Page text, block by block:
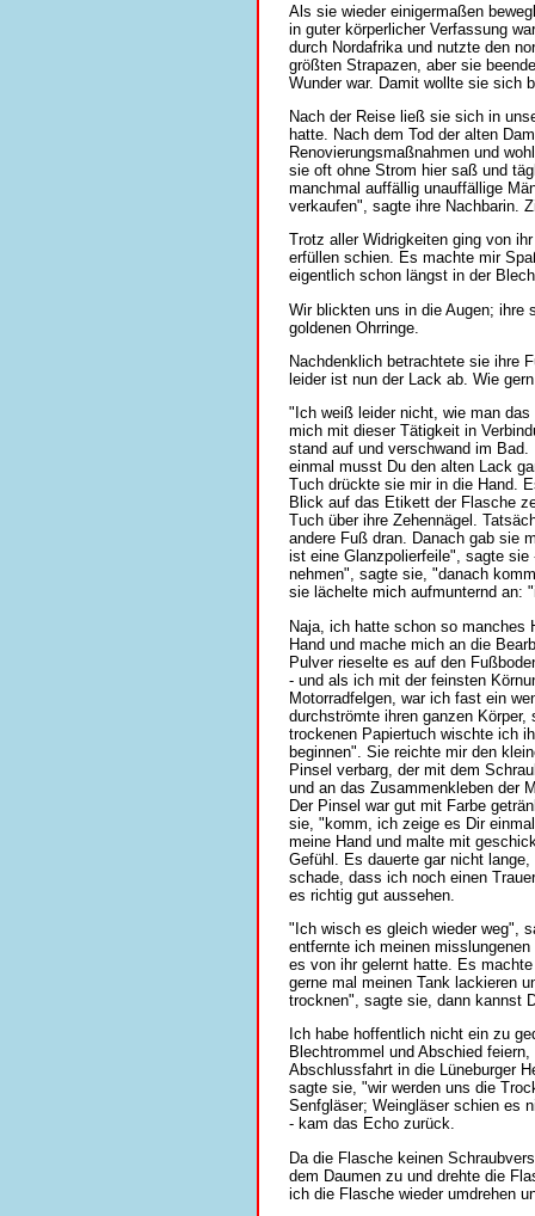
Als sie wieder einigermaßen
in guter körperlicher Verfassung
durch Nordafrika und nutzte den
größten Strapazen, aber sie
Wunder war. Damit wollte sie sich
Nach der Reise ließ sie sich in
hatte. Nach dem Tod der alten
Renovierungsmaßnahmen und
sie oft ohne Strom hier saß und
manchmal auffällig unauffällige
verkaufen", sagte ihre Nachbarin.
Trotz aller Widrigkeiten ging von
erfüllen schien. Es machte mir
eigentlich schon längst in der
Wir blickten uns in die Augen; ihre
goldenen Ohrringe.
Nachdenklich betrachtete sie ihre
leider ist nun der Lack ab. Wie
"Ich weiß leider nicht, wie man
mich mit dieser Tätigkeit in
stand auf und verschwand im
einmal musst Du den alten Lack
Tuch drückte sie mir in die Hand.
Blick auf das Etikett der Flasche
Tuch über ihre Zehennägel.
andere Fuß dran. Danach gab sie
ist eine Glanzpolierfeile", sagte
nehmen", sagte sie, "danach
sie lächelte mich aufmunternd an:
Naja, ich hatte schon so manches
Hand und mache mich an die
Pulver rieselte es auf den
- und als ich mit der feinsten
Motorradfelgen, war ich fast ein
durchströmte ihren ganzen
trockenen Papiertuch wischte ich
beginnen". Sie reichte mir den
Pinsel verbarg, der mit dem
und an das Zusammenkleben der
Der Pinsel war gut mit Farbe
sie, "komm, ich zeige es Dir
meine Hand und malte mit
Gefühl. Es dauerte gar nicht
schade, dass ich noch einen
es richtig gut aussehen.
"Ich wisch es gleich wieder weg",
entfernte ich meinen
es von ihr gelernt hatte. Es
gerne mal meinen Tank lackieren
trocknen", sagte sie, dann kannst
Ich habe hoffentlich nicht ein zu
Blechtrommel und Abschied
Abschlussfahrt in die Lüneburger
sagte sie, "wir werden uns die
Senfgläser; Weingläser schien es
- kam das Echo zurück.
Da die Flasche keinen
dem Daumen zu und drehte die
ich die Flasche wieder umdrehen